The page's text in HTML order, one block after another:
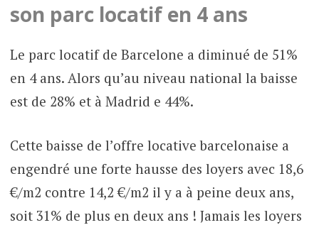
son parc locatif en 4 ans
Le parc locatif de Barcelone a diminué de 51%
en 4 ans. Alors qu’au niveau national la baisse
est de 28% et à Madrid e 44%.
Cette baisse de l’offre locative barcelonaise a
engendré une forte hausse des loyers avec 18,6
€/m2 contre 14,2 €/m2 il y a à peine deux ans,
soit 31% de plus en deux ans ! Jamais les loyers